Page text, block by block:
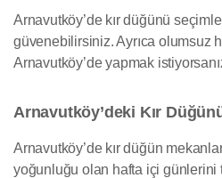
Arnavutköy’de kır düğünü
güvenebilirsiniz. Ayrıca olumsuz
Arnavutköy’de yapmak
Arnavutköy’deki Kır
Arnavutköy’de kır düğün
yoğunluğu olan hafta içi günlerini